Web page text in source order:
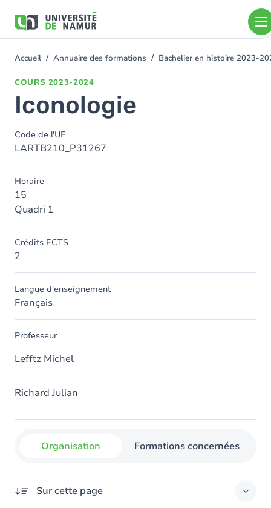
contenu
You
Accueil Annuaire des formations Bachelier en histoire 2023-
COURS 2023-2024
Iconologie
Code de l'UE
LARTB210_P31267
Horaire
15
Quadri 1
Crédits ECTS
2
Langue d'enseignement
Français
Professeur
Lefftz Michel
Richard Julian
Organisation Formations concernées
Sur cette page